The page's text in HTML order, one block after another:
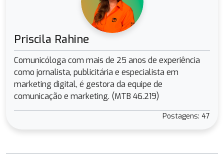
Priscila Rahine
Comunicóloga com mais de 25 anos de experiência
como jornalista, publicitária e especialista em
marketing digital, é gestora da equipe de
comunicação e marketing. (MTB 46.219)
Postagens: 47